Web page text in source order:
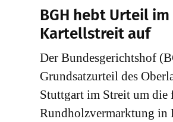
​BGH hebt Urteil
Kartellstreit auf
Der Bundesgerichtshof
Grundsatzurteil des
Stuttgart im Streit um die
Rundholzvermarktung in